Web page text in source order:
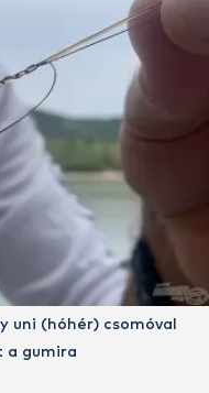
uni (hóhér) csomóval
a gumira